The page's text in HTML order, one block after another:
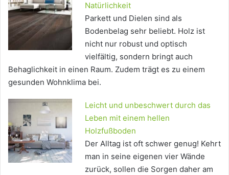
Natürlichkeit
Parkett und Dielen sind als
Bodenbelag sehr beliebt. Holz ist
nicht nur robust und optisch
vielfältig, sondern bringt auch
Behaglichkeit in einen Raum. Zudem trägt es zu einem
gesunden Wohnklima bei.
Leicht und unbeschwert durch das
Leben mit einem hellen
Holzfußboden
Der Alltag ist oft schwer genug! Kehrt
man in seine eigenen vier Wände
zurück, sollen die Sorgen daher am